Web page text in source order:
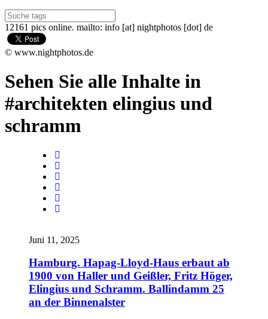
12161 pics online. mailto: info [at] nightphotos [dot] de
© www.nightphotos.de
Sehen Sie alle Inhalte in
#architekten elingius und
schramm
Juni 11, 2025
Hamburg. Hapag-Lloyd-Haus erbaut ab
1900 von Haller und Geißler, Fritz Höger,
Elingius und Schramm. Ballindamm 25
an der Binnenalster